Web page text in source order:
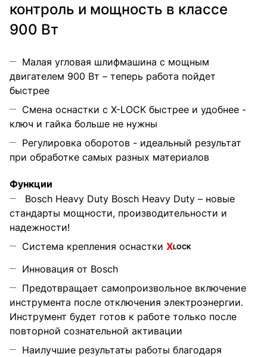
контроль и мощность в классе
900 Вт
Малая угловая шлифмашина с мощным
двигателем 900 Вт – теперь работа пойдет
быстрее
Смена оснастки с X-LOCK быстрее и удобнее -
ключ и гайка больше не нужны
Регулировка оборотов - идеальный результат
при обработке самых разных материалов
Функции
Bosch Heavy Duty Bosch Heavy Duty – новые
стандарты мощности, производительности и
надежности!
Система крепления оснастки XLOCK
Инновация от Bosch
Предотвращает самопроизвольное включение
инструмента после отключения электроэнергии.
Инструмент будет готов к работе только после
повторной сознательной активации
Наилучшие результаты работы благодаря